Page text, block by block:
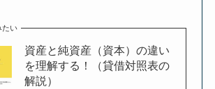
たい
資産と純資産（資本）の違い
を理解する！（貸借対照表の
解説）